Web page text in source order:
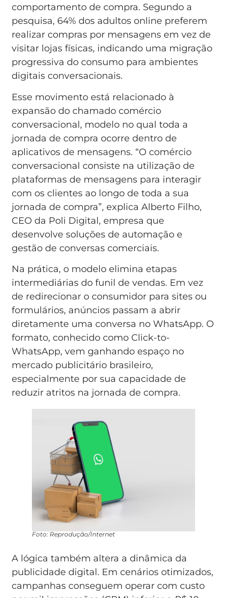
comportamento de compra. Segundo a
pesquisa, 64% dos adultos online preferem
realizar compras por mensagens em vez de
visitar lojas físicas, indicando uma migração
progressiva do consumo para ambientes
digitais conversacionais.
Esse movimento está relacionado à
expansão do chamado comércio
conversacional, modelo no qual toda a
jornada de compra ocorre dentro de
aplicativos de mensagens. “O comércio
conversacional consiste na utilização de
plataformas de mensagens para interagir
com os clientes ao longo de toda a sua
jornada de compra”, explica Alberto Filho,
CEO da Poli Digital, empresa que
desenvolve soluções de automação e
gestão de conversas comerciais.
Na prática, o modelo elimina etapas
intermediárias do funil de vendas. Em vez
de redirecionar o consumidor para sites ou
formulários, anúncios passam a abrir
diretamente uma conversa no WhatsApp. O
formato, conhecido como Click-to-
WhatsApp, vem ganhando espaço no
mercado publicitário brasileiro,
especialmente por sua capacidade de
reduzir atritos na jornada de compra.
Foto: Reprodução/Internet
A lógica também altera a dinâmica da
publicidade digital. Em cenários otimizados,
campanhas conseguem operar com custo